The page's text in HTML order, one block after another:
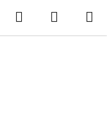
Hledat
KOŠÍK